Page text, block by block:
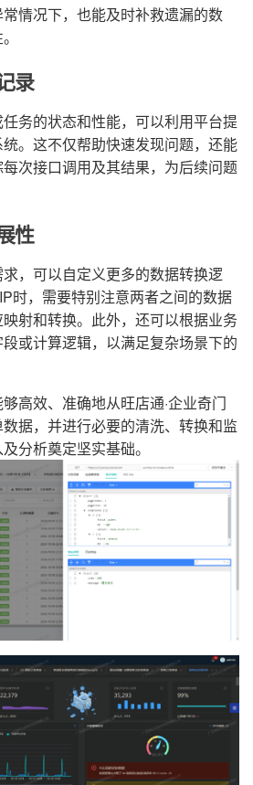
情况下，也能及时补救遗漏的数
录
务的状态和性能，可以利用平台提
。这不仅帮助快速发现问题，还能
次接口调用及其结果，为后续问题
性
，可以自定义更多的数据转换逻
时，需要特别注意两者之间的数据
射和转换。此外，还可以根据业务
或计算逻辑，以满足复杂场景下的
高效、准确地从旺店通·企业奇门
据，并进行必要的清洗、转换和监
分析奠定坚实基础。